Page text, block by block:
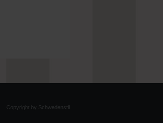
Copyright by Schwedenstil